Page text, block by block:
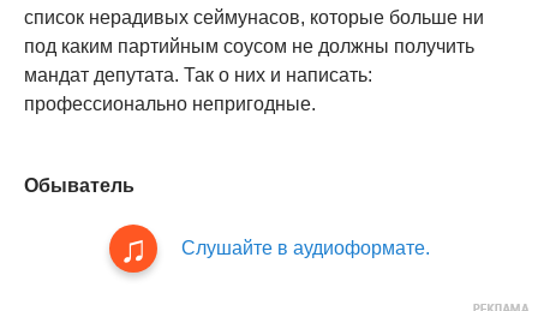
список нерадивых сеймунасов, которые больше ни
под каким партийным соусом не должны получить
мандат депутата. Так о них и написать:
профессионально непригодные.
Обыватель
Слушайте в аудиоформате.